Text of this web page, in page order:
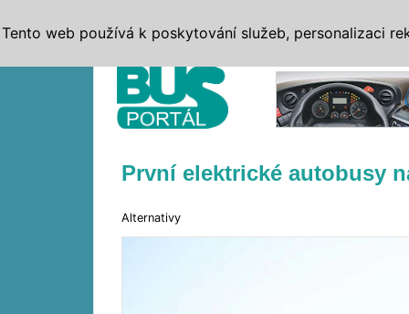
První elektrické autobusy
Alternativy
Tento web používá k poskytování služeb, personalizaci